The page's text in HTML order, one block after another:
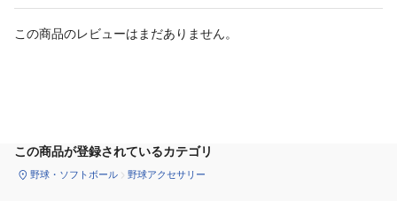
この商品のレビューはまだありません。
この商品が登録されているカテゴリ
野球・ソフトボール 野球アクセサリー